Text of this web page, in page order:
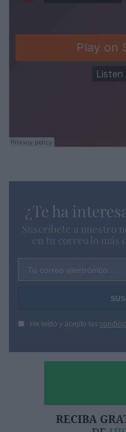
¿Te ha
Suscríbete a nuestro
en tu correo lo más
Tu correo electrónico...
He leído y acepto las